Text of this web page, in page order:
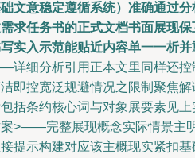
文意稳定遵循系统）准确通过
求任务书的正式文档书面展现
实入示范能贴近内容单一一析并
详细分析引用正本文里同样还控
即控宽泛规避情况之限制聚焦
括条约核心词与对象展要素见
>——完整展现概念实际情景主
提示构建对应该主概现实紧扣